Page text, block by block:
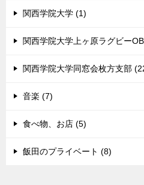
関西学院大学 (1)
関西学院大学上ヶ原ラグビー
関西学院大学同窓会枚方支部
音楽 (7)
食べ物、お店 (5)
飯田のプライベート (8)